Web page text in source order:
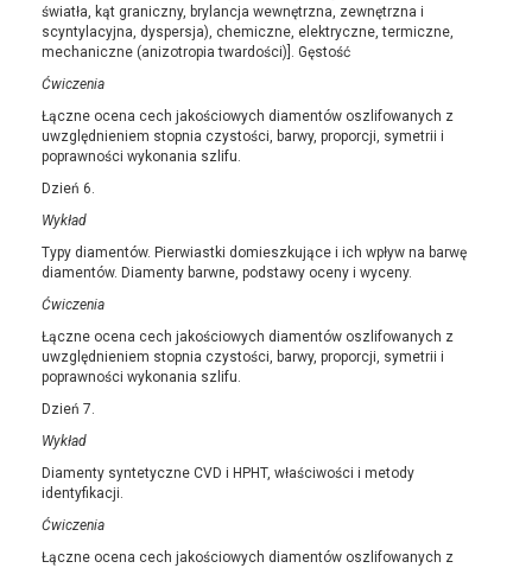
światła, kąt graniczny, brylancja wewnętrzna, zewnętrzna i
scyntylacyjna, dyspersja), chemiczne, elektryczne, termiczne,
mechaniczne (anizotropia twardości)]. Gęstość
Ćwiczenia
Łączne ocena cech jakościowych diamentów oszlifowanych z
uwzględnieniem stopnia czystości, barwy, proporcji, symetrii i
poprawności wykonania szlifu.
Dzień 6.
Wykład
Typy diamentów. Pierwiastki domieszkujące i ich wpływ na barwę
diamentów. Diamenty barwne, podstawy oceny i wyceny.
Ćwiczenia
Łączne ocena cech jakościowych diamentów oszlifowanych z
uwzględnieniem stopnia czystości, barwy, proporcji, symetrii i
poprawności wykonania szlifu.
Dzień 7.
Wykład
Diamenty syntetyczne CVD i HPHT, właściwości i metody
identyfikacji.
Ćwiczenia
Łączne ocena cech jakościowych diamentów oszlifowanych z